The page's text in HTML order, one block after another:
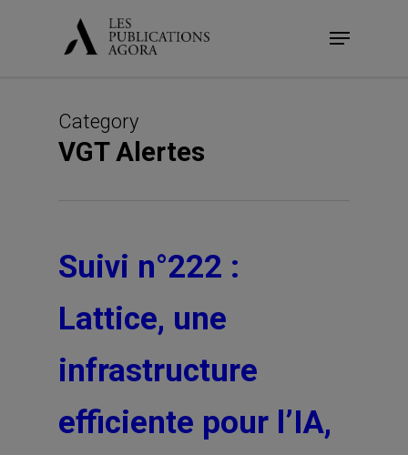
Menu
Category
VGT Alertes
Suivi n°222 :
Lattice, une
infrastructure
efficiente pour l’IA,